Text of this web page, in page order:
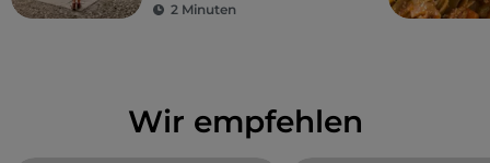
2 Minuten
Wir empfehlen